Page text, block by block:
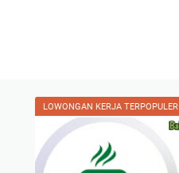
LOWONGAN KERJA TERPOPULER